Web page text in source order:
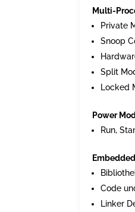
Multi-
Private
Snoop
Split
Locked
Power
Run,
Code
Linker